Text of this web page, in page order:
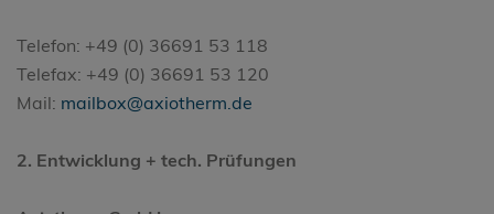
Telefon: +49 (0) 36691 53 118
Telefax: +49 (0) 36691 53 120
Mail: mailbox@axiotherm.de
2. Entwicklung + tech. Prüfungen